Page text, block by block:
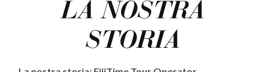
LA NOSTRA
STORIA